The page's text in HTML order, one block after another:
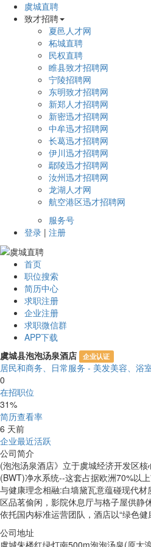
虞城直聘
致才招聘
夏邑人才网
柘城直聘
民权直聘
睢县致才招聘网
宁陵招聘网
东明致才招聘网
新郑人才招聘网
新密迅才招聘网
中牟迅才招聘网
长葛迅才招聘网
伊川迅才招聘网
鄢陵迅才招聘网
汝州迅才招聘网
龙湖人才网
航空港区迅才招聘网
服务号
登录 | 注册
首页
职位搜索
简历中心
求职注册
企业注册
求职微信群
APP下载
虞城县泡泡汤泉酒店
企业认证
居民和商务、日常服务 - 美发美容、浴
0
在招职位
31%
简历查看率
6 天前
企业最近活跃
公司简介
(泡泡汤泉酒店》立于虞城经济开发区
(BWT)净水系统--这套占据欧洲70%以
与健康理念相融:白墙黛瓦意蕴碰现代
区品茗偷闲，影院休息厅与格子屋供静
依托国内标准运营团队，酒店以“绿色
公司地址